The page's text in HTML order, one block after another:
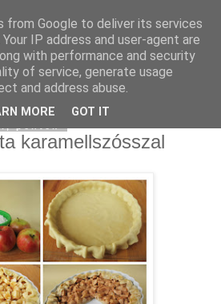
karamellszósszal
from Google to deliver its services
IP address and user-agent are
with performance and security
of service, generate usage
and address abuse.
MORE GOT IT